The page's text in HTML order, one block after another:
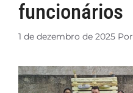
funcionários
1 de dezembro de 2025 Por